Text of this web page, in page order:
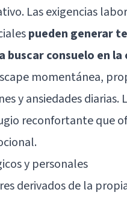
Las exigencias
pueden generar
buscar consuelo en la
momentánea,
y ansiedades
reconfortante que
y personales
derivados de la